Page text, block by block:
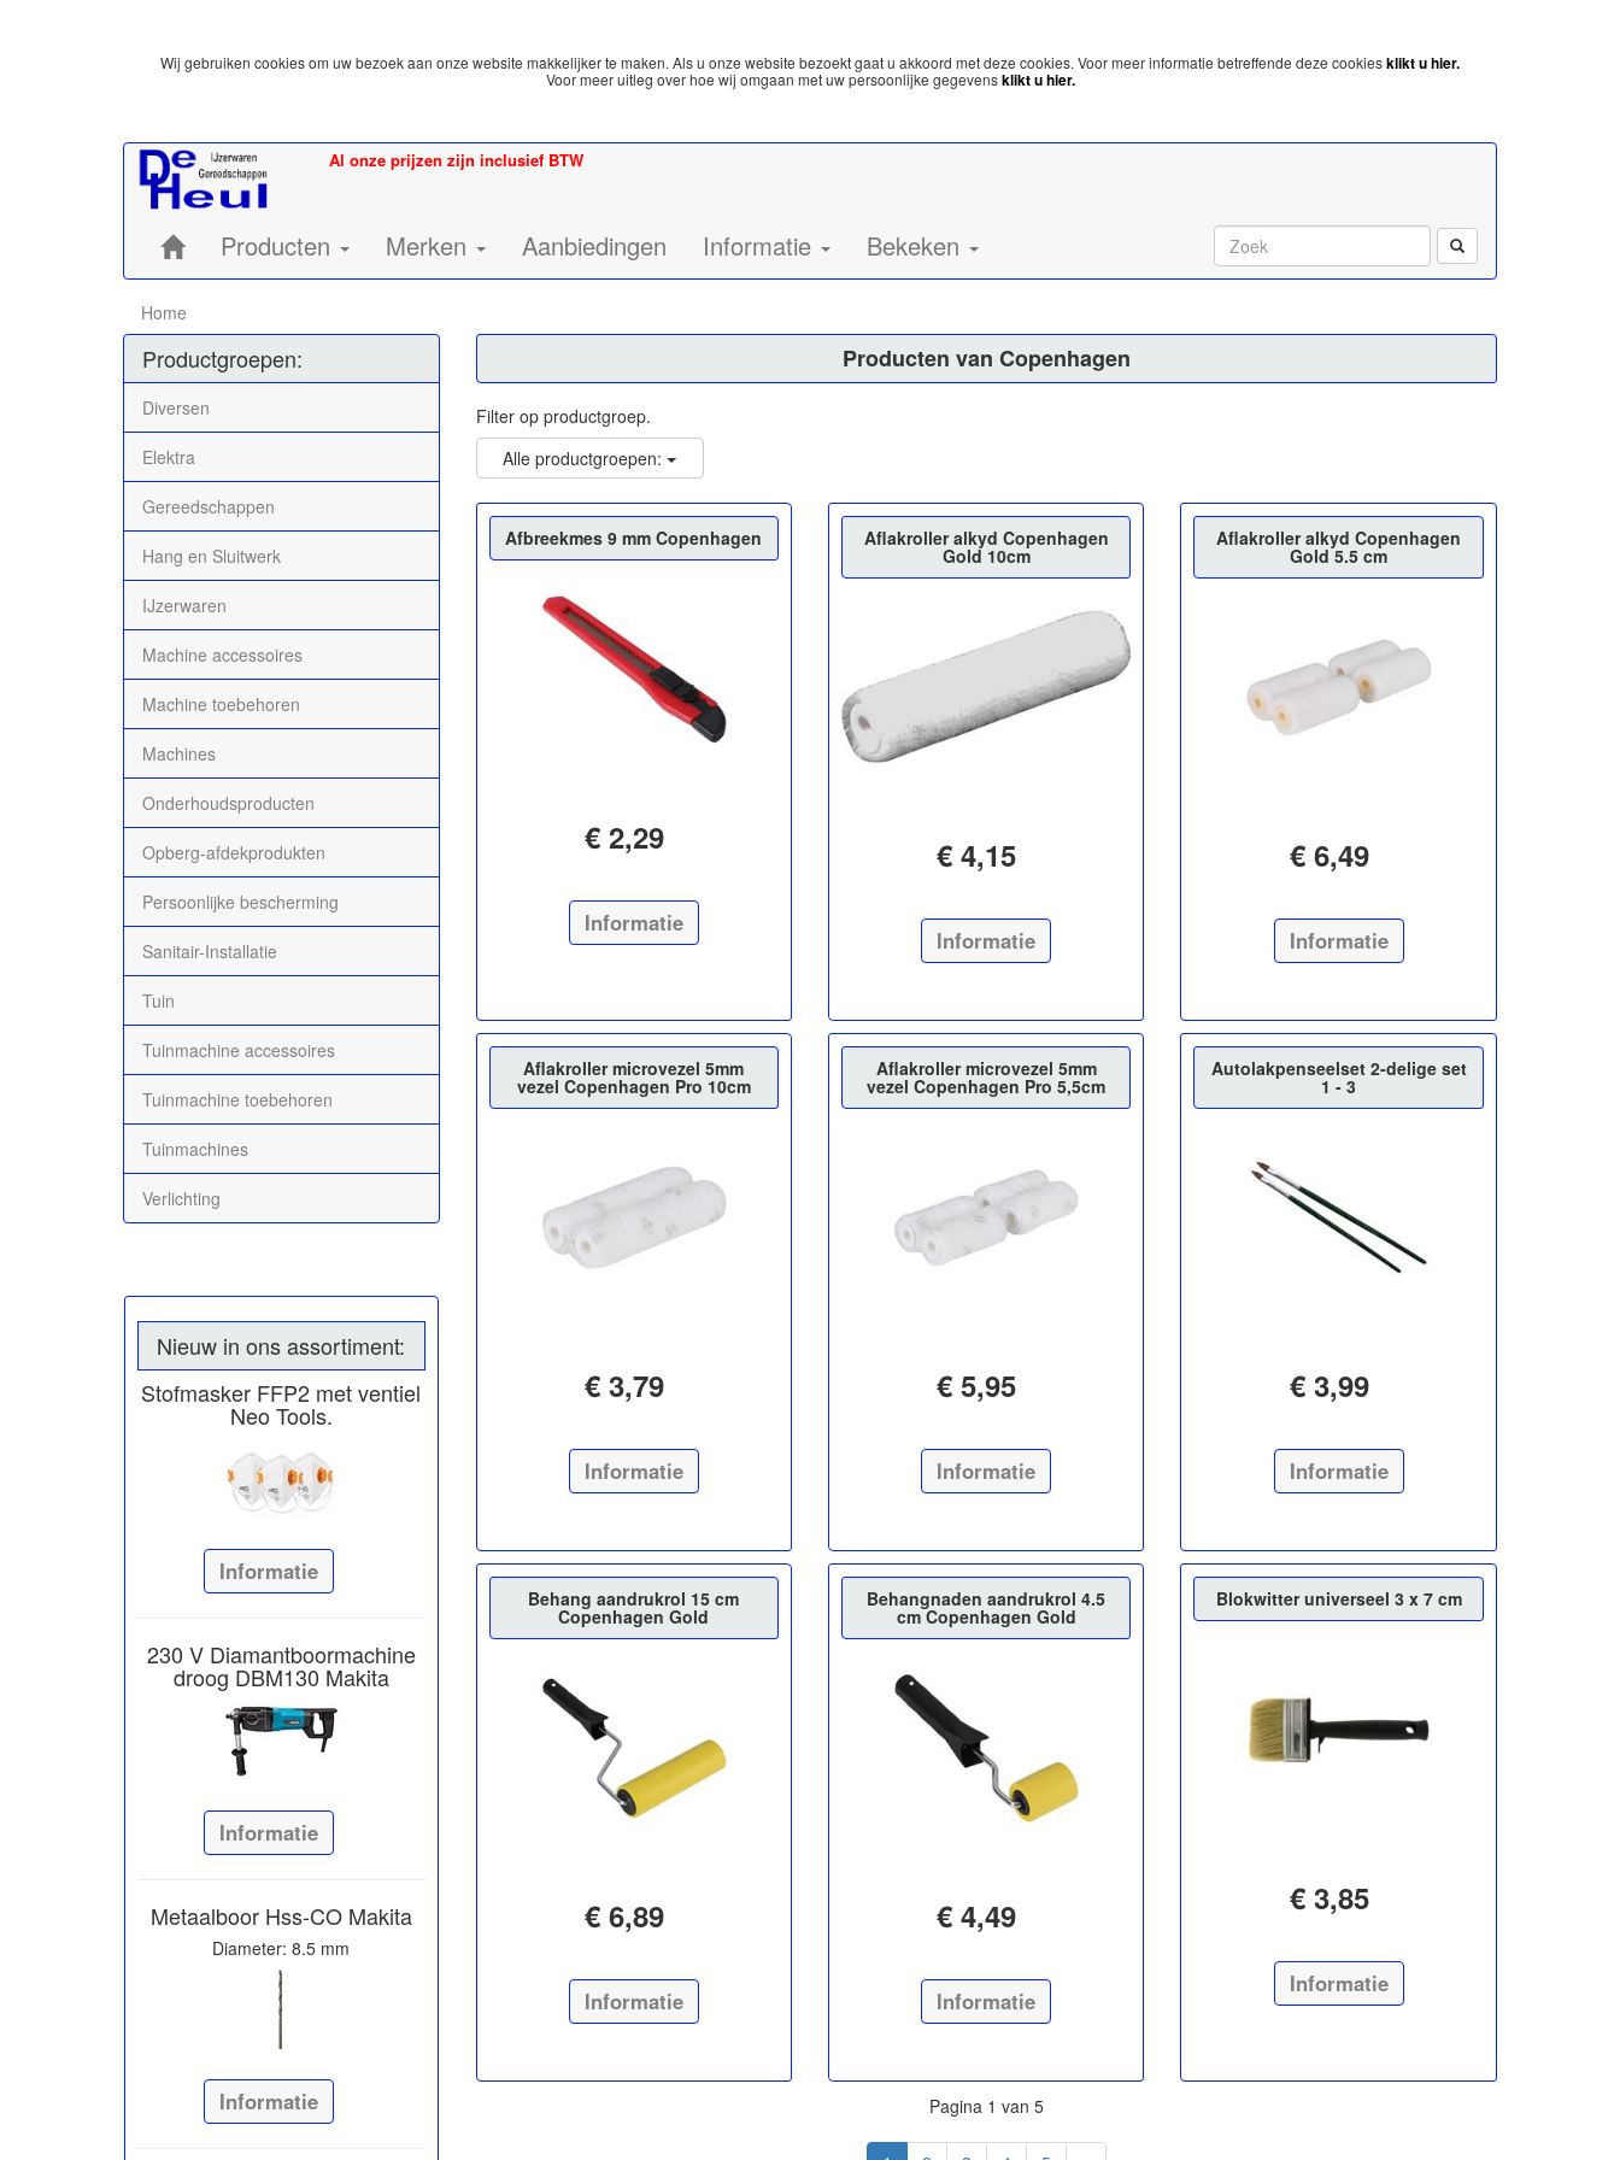
Wij gebruiken cookies om uw bezoek aan onze website makkelijker te maken. Als u onze website bezoekt gaat u akkoord met deze cookies. Voor meer informatie betreffende deze cookiesklikt u hier.
Voor meer uitleg over hoe wij omgaan met uw persoonlijke gegevensklikt u hier.
Al onze prijzen zijn inclusief BTW
Home:Producten Merken Aanbiedingen Informatie Bekeken
Home
Productgroepen:
Diversen
Elektra
Gereedschappen
Hang en Sluitwerk
IJzerwaren
Machine accessoires
Machine toebehoren
Machines
Onderhoudsproducten
Opberg-afdekprodukten
Persoonlijke bescherming
Sanitair-Installatie
Tuin
Tuinmachine accessoires
Tuinmachine toebehoren
Tuinmachines
Verlichting
Nieuw in ons assortiment:
Stofmasker FFP2 met ventiel
Neo Tools.
Informatie
230 V Diamantboormachine
droog DBM130 Makita
Informatie
Metaalboor Hss-CO Makita
Diameter: 8.5 mm
Informatie
Producten van Copenhagen
Filter op productgroep.
Alle productgroepen:
Afbreekmes 9 mm Copenhagen
€ 2,29
Informatie
Aflakroller alkyd Copenhagen
Gold 10cm
€ 4,15
Informatie
Aflakroller alkyd Copenhagen
Gold 5.5 cm
€ 6,49
Informatie
Aflakroller microvezel 5mm
vezel Copenhagen Pro 10cm
€ 3,79
Informatie
Aflakroller microvezel 5mm
vezel Copenhagen Pro 5,5cm
€ 5,95
Informatie
Autolakpenseelset 2-delige set
1 - 3
€ 3,99
Informatie
Behang aandrukrol 15 cm
Copenhagen Gold
€ 6,89
Informatie
Behangnaden aandrukrol 4.5
cm Copenhagen Gold
€ 4,49
Informatie
Blokwitter universeel 3 x 7 cm
€ 3,85
Informatie
Pagina 1 van 5